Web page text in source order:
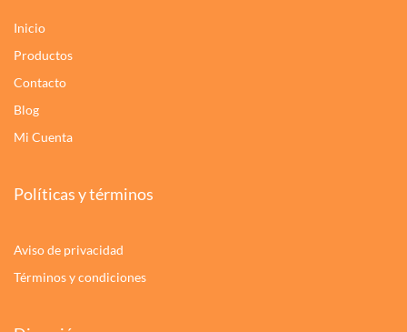
Inicio
Productos
Contacto
Blog
Mi Cuenta
Políticas y términos
Aviso de privacidad
Términos y condiciones